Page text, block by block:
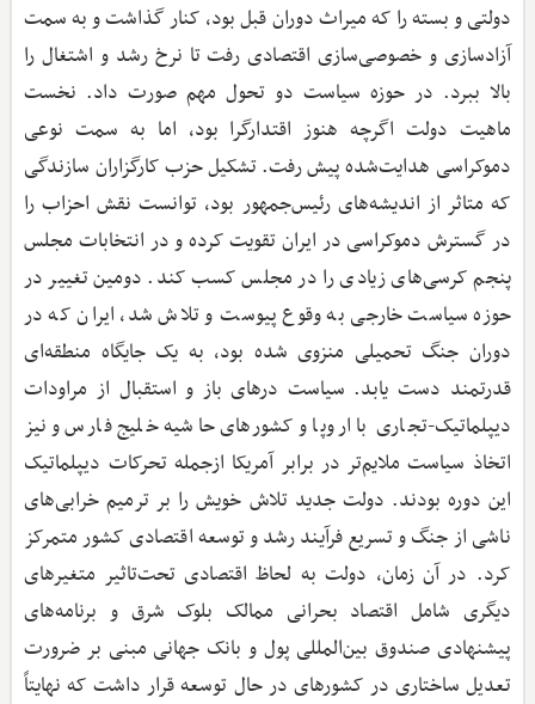
دولتی و بسته را که میراث دوران قبل بود، کنار گذاشت و به سمت
آزادسازی و خصوصی‌سازی اقتصادی رفت تا نرخ رشد و اشتغال را
بالا ببرد. در حوزه سیاست دو تحول مهم صورت داد. نخست
ماهیت دولت اگرچه هنوز اقتدارگرا بود، اما به سمت نوعی
دموکراسی هدایت‌شده پیش رفت. تشکیل حزب کارگزاران سازندگی
که متاثر از اندیشه‌های رئیس‌جمهور بود، توانست نقش احزاب را
در گسترش دموکراسی در ایران تقویت کرده و در انتخابات مجلس
پنجم کرسی‌های زیادی را در مجلس کسب کند. دومین تغییر در
حوزه سیاست خارجی به وقوع پیوست و تلاش شد، ایران که در
دوران جنگ تحمیلی منزوی شده بود، به یک جایگاه منطقه‌ای
قدرتمند دست یابد. سیاست درهای باز و استقبال از مراودات
دیپلماتیک-تجاری با اروپا و کشورهای حاشیه خلیج فارس و نیز
اتخاذ سیاست ملایم‌تر در برابر آمریکا ازجمله تحرکات دیپلماتیک
این دوره بودند. دولت جدید تلاش خویش را بر ترمیم خرابی‌های
ناشی از جنگ و تسریع فرآیند رشد و توسعه اقتصادی کشور متمرکز
کرد. در آن زمان، دولت به لحاظ اقتصادی تحت‌تاثیر متغیرهای
دیگری شامل اقتصاد بحرانی ممالک بلوک شرق و برنامه‌های
پیشنهادی صندوق بین‌المللی پول و بانک جهانی مبنی بر ضرورت
تعدیل ساختاری در کشورهای در حال توسعه قرار داشت که نهایتاً